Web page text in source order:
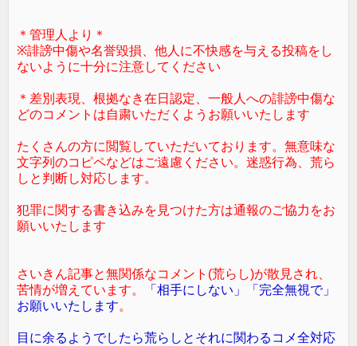
＊管理人より＊
※誹謗中傷や名誉毀損、他人に不快感を与える投稿をし
ないように十分に注意してください
＊差別表現、根拠なき在日認定、一般人への誹謗中傷な
どのコメントは自粛いただくようお願いいたします
たくさんの方に閲覧していただいております。無意味な
文字列のコピペなどはご遠慮ください。迷惑行為、荒ら
しと判断し対応します。
犯罪に関する書き込みを見つけた方は通報のご協力をお
願いいたします
さいきん記事と無関係なコメント(荒らし)が散見され、
苦情が増えています。
「相手にしない」「完全無視で」
お願いいたします。
目に余るようでしたら荒らしとそれに関わるコメ全対応